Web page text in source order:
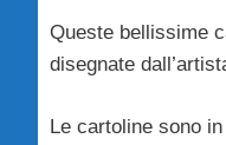
Queste bellissime
disegnate
Le cartoline sono